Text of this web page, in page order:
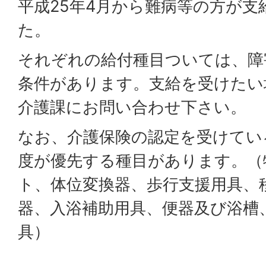
平成25年4月から難病等の方が支
た。
それぞれの給付種目ついては、
条件があります。支給を受けた
介護課にお問い合わせ下さい。
なお、介護保険の認定を受けて
度が優先する種目があります。
ト、体位変換器、歩行支援用具
器、入浴補助用具、便器及び浴
具）